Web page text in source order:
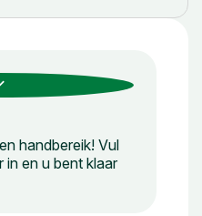
handbereik! Vul
in en u bent klaar